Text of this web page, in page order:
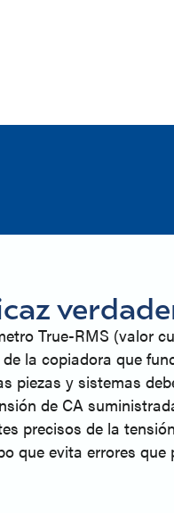
True-RMS (valor
la copiadora que
y sistemas
de CA
precisos de la
que evita errores